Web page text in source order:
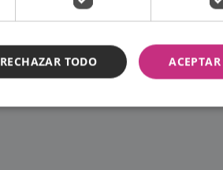
RECHAZAR TODO